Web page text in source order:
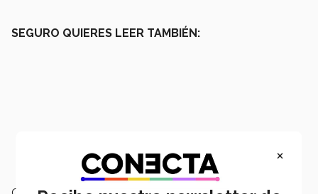
SEGURO QUIERES LEER TAMBIÉN:
×